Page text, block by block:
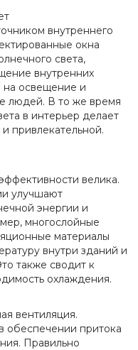
внутреннего
окна
света,
внутренних
на освещение и
людей. В то же время
в интерьер делает
привлекательной.
велика.
улучшают
энергии и
многослойные
материалы
внутри зданий и
также сводит к
охлаждения.
вентиляция.
обеспечении притока
Правильно